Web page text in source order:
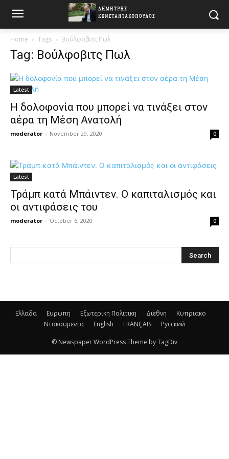
Home Tags Βούλφοβιτς Πωλ
Tag: Βούλφοβιτς Πωλ
Latest
Η δολοφονία που μπορεί να τινάξει στον
αέρα τη Μέση Ανατολή
moderator - November 29, 2020 0
Latest
Τράμπ κατά Μπάιντεν. Ο καπιταλισμός και
οι αντιφάσεις του
moderator - October 6, 2020 0
Ελλαδα Ευρωπη Εξωτερικη Πολιτικη Διεθνη
Κυπριακο
Ντοκουμεντα
English FRANÇAIS Русский
© Newspaper WordPress Theme by TagDiv